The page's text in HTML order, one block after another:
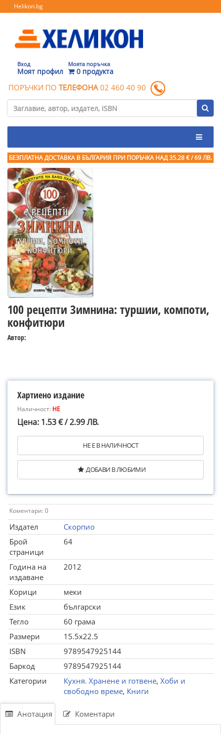
Helikon.bg
Вход
Моят профил
Моята поръчка
0 продукта
ПОРЪЧКИ ПО ТЕЛЕФОНА 02 460 40 90
БЕЗПЛАТНА ДОСТАВКА В БЪЛГАРИЯ ПРИ ПОРЪЧКА НАД 35.28 € / 69 ЛВ.
100 рецепти Зимнина: туршии, компоти,
конфитюри
Автор:
Хартиено издание
Наличност: НЕ
Цена: 1.53 € / 2.99 ЛВ.
НЕ Е В НАЛИЧНОСТ
ДОБАВИ В ЛЮБИМИ
Коментари: 0
Издател
Скорпио
Брой
страници
64
Година на
издаване
2012
Корици
меки
Език
български
Тегло
60 грама
Размери
15.5x22.5
ISBN
9789547925144
Баркод
9789547925144
Категории
Кухня. Хранене и готвене, Хоби и
свободно време, Книги
Анотация Коментари